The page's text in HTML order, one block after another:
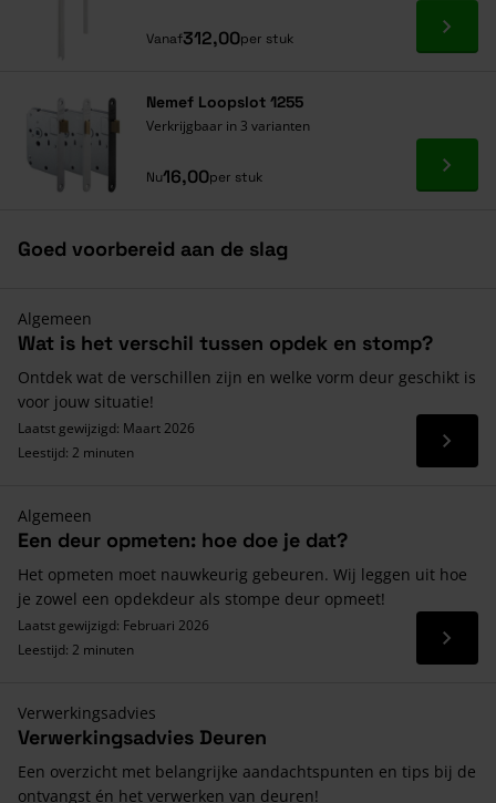
Vanaf312,00per stuk Ga
Nemef Loopslot 1255
Verkrijgbaar in 3 varianten
Nu16,00per stuk Ga
Goed voorbereid aan de slag
Algemeen
Wat is het verschil tussen opdek en stomp?
Ontdek wat de verschillen zijn en welke vorm deur geschikt is
voor jouw situatie!
Laatst gewijzigd: Maart 2026
Leestijd: 2 minuten
Lees
Algemeen
Een deur opmeten: hoe doe je dat?
Het opmeten moet nauwkeurig gebeuren. Wij leggen uit hoe
je zowel een opdekdeur als stompe deur opmeet!
Laatst gewijzigd: Februari 2026
Leestijd: 2 minuten
Lees
Verwerkingsadvies
Verwerkingsadvies Deuren
Een overzicht met belangrijke aandachtspunten en tips bij de
ontvangst én het verwerken van deuren!